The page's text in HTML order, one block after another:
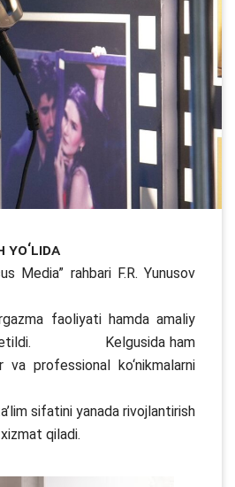
yo‘lida
rahbari F.R. Yunusov
faoliyati hamda amaliy
etildi. Kelgusida ham
professional ko‘nikmalarni
sifatini yanada rivojlantirish
qiladi.